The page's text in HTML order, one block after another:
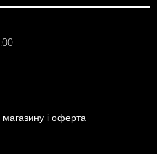
магазину і оферта